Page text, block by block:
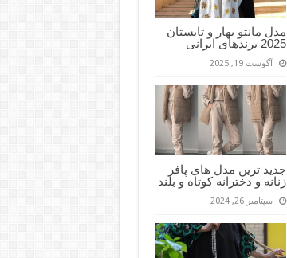
مدل مانتو بهار و تابستان
2025 برندهای ایرانی
آگوست 19, 2025
جدید ترین مدل های پافر
زنانه و دخترانه کوتاه و بلند
سپتامبر 26, 2024